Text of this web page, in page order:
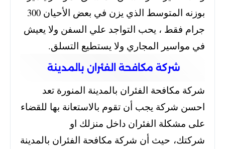
بوزنه المتوسط الذي يزن في بعض الأحيان 300
جرام فقط ، يحب التواجد علي السفن ولا يعيش
في مواسير المجاري ولا يستطيع التسلق.
شركة مكافحة الفئران بالمدينة
شركة مكافحة الفئران بالمدينة المنورة تعد
احسن شركة يجب أن تقوم بالاستعانة بها للقضاء
على مشكلة الفئران داخل منزلك او
شركتك، حيث أن شركة مكافحة الفئران بالمدينة